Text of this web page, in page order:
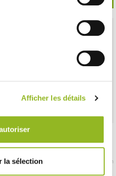
Afficher les détails
la sélection
Plateau Fluid' rectangle PS noir
Référence :PS50173
- 400x150x15 mm
- 100 pièces / carton